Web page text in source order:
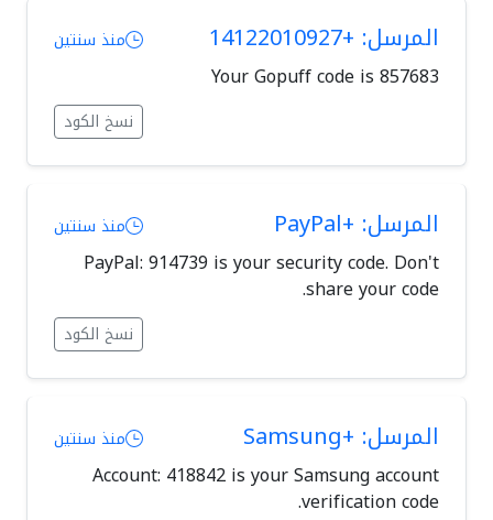
المرسل: +14122010927 منذ سنتين
Your Gopuff code is 857683
نسخ الكود
المرسل: +PayPal منذ سنتين
PayPal: 914739 is your security code. Don't
share your code.
نسخ الكود
المرسل: +Samsung منذ سنتين
Account: 418842 is your Samsung account
verification code.